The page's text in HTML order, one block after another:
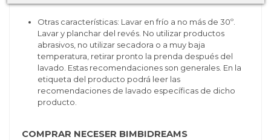
Otras características: Lavar en frío a no más de 30º.
Lavar y planchar del revés. No utilizar productos
abrasivos, no utilizar secadora o a muy baja
temperatura, retirar pronto la prenda después del
lavado. Estas recomendaciones son generales. En la
etiqueta del producto podrá leer las
recomendaciones de lavado específicas de dicho
producto.
COMPRAR NECESER BIMBIDREAMS